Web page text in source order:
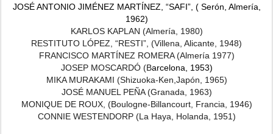
JOSÉ ANTONIO JIMÉNEZ MARTÍNEZ, “SAFI”, ( Serón, Almería,
1962)
KARLOS KAPLAN (Almería, 1980)
RESTITUTO LÓPEZ, “RESTI”, (Villena, Alicante, 1948)
FRANCISCO MARTÍNEZ ROMERA (Almería 1977)
JOSEP MOSCARDÓ (Barcelona, 1953)
MIKA MURAKAMI (Shizuoka-Ken,Japón, 1965)
JOSÉ MANUEL PEÑA (Granada, 1963)
MONIQUE DE ROUX, (Boulogne-Billancourt, Francia, 1946)
CONNIE WESTENDORP (La Haya, Holanda, 1951)